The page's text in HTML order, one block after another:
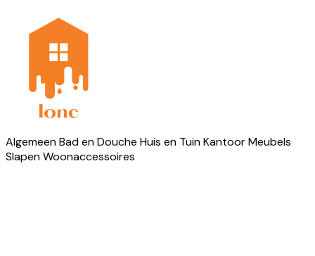
AlgemeenBad en Douche Huis en TuinKantoorMeubels
SlapenWoonaccessoires